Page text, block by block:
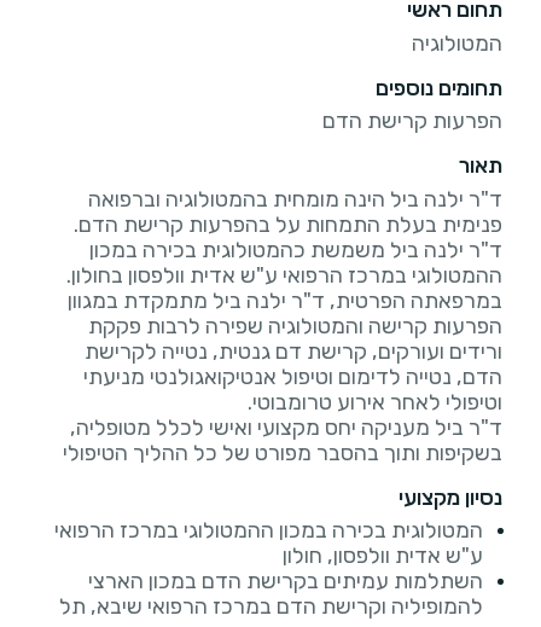
תחום ראשי
המטולוגיה
תחומים נוספים
הפרעות קרישת הדם
תאור
ד"ר ילנה ביל הינה מומחית בהמטולוגיה וברפואה
ד"ר ילנה ביל משמשת כהמטולוגית בכירה במכון
במרפאתה הפרטית, ד"ר ילנה ביל מתמקדת במגוון
הפרעות קרישה והמטולוגיה שפירה לרבות פקקת
ורידים ועורקים, קרישת דם גנטית, נטייה לקרישת
הדם, נטייה לדימום וטיפול אנטיקואגולנטי מניעתי
ד"ר ביל מעניקה יחס מקצועי ואישי לכלל מטופליה,
בשקיפות ותוך בהסבר מפורט של כל ההליך הטיפולי
נסיון מקצועי
המטולוגית בכירה במכון ההמטולוגי במרכז הרפואי
ע"ש אדית וולפסון, חולון
השתלמות עמיתים בקרישת הדם במכון הארצי
להמופיליה וקרישת הדם במרכז הרפואי שיבא, תל